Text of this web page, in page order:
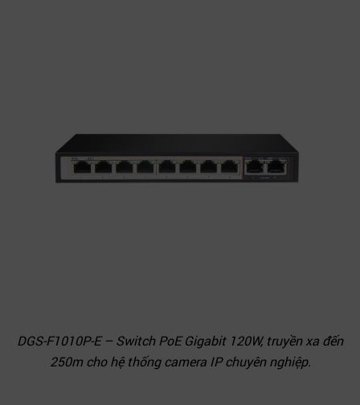
DGS-F1010P-E – Switch PoE Gigabit 120W, truyền xa đến
250m cho hệ thống camera IP chuyên nghiệp.